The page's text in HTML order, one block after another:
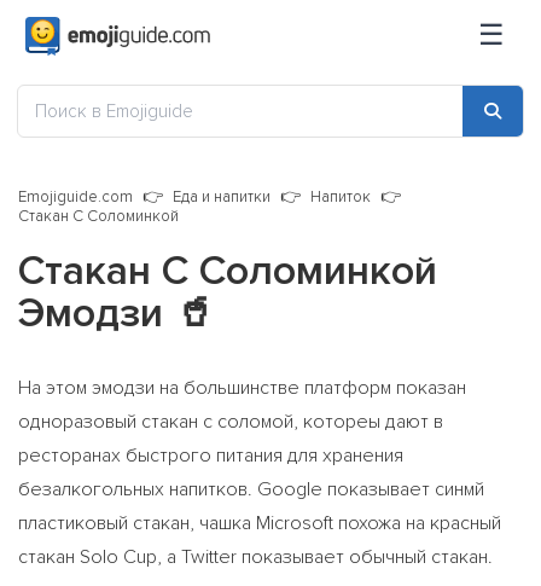
☰
Emojiguide.com Еда и напитки
Напиток
Стакан С Соломинкой
Стакан С Соломинкой
Эмодзи 🥤
На этом эмодзи на большинстве платформ показан
одноразовый стакан с соломой, котореы дают в
ресторанах быстрого питания для хранения
безалкогольных напитков. Google показывает синмй
пластиковый стакан, чашка Microsoft похожа на красный
стакан Solo Cup, а Twitter показывает обычный стакан.